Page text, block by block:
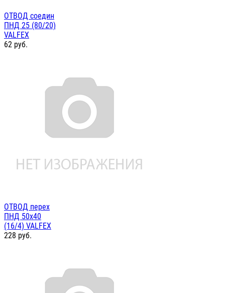
ОТВОД соедин
ПНД 25 (80/20)
VALFEX
62 руб.
ОТВОД перех
ПНД 50х40
(16/4) VALFEX
228 руб.